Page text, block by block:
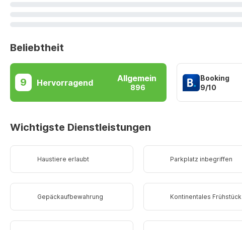
Beliebtheit
9 Hervorragend Allgemein
896
Booking
9/10
Wichtigste Dienstleistungen
Haustiere erlaubt Parkplatz inbegriffen
Gepäckaufbewahrung Kontinentales Frühstück